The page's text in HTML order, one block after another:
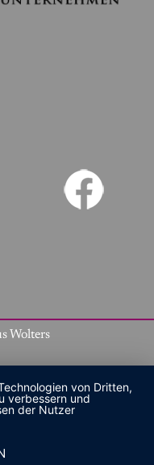
Wolters
von Dritten,
verbessern und
der Nutzer